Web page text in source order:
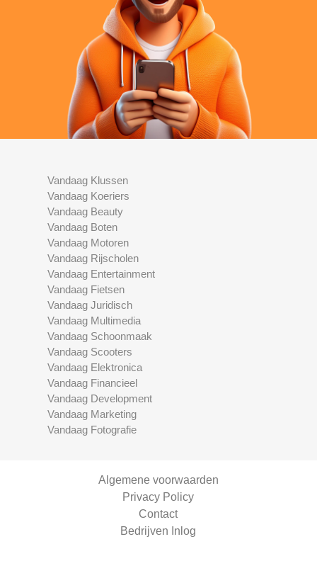
Vandaag Klussen
Vandaag Koeriers
Vandaag Beauty
Vandaag Boten
Vandaag Motoren
Vandaag Rijscholen
Vandaag Entertainment
Vandaag Fietsen
Vandaag Juridisch
Vandaag Multimedia
Vandaag Schoonmaak
Vandaag Scooters
Vandaag Elektronica
Vandaag Financieel
Vandaag Development
Vandaag Marketing
Vandaag Fotografie
Algemene voorwaarden
Privacy Policy
Contact
Bedrijven Inlog